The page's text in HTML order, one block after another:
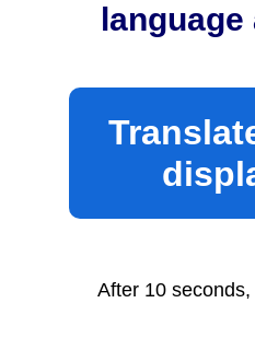
After 10
室（静岡市葵区追手町5番1